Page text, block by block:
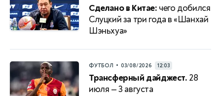
Сделано в Китае: чего добился
Слуцкий за три года в «Шанхай
Шэньхуа»
ФУТБОЛ • 03/08/2026 12:03
Трансферный дайджест. 28
июля — 3 августа